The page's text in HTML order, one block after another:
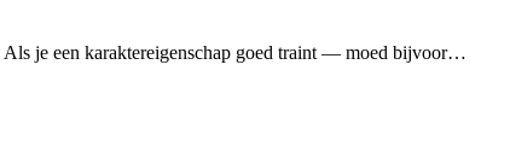
Als je een karaktereigenschap goed traint — moed bijvoor…